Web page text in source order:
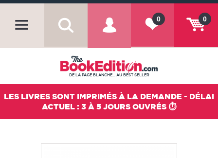
0
0
DE LA PAGE BLANCHE... AU BEST SELLER
LES LIVRES SONT IMPRIMÉS À LA DEMANDE - DÉLAI
ACTUEL : 3 À 5 JOURS OUVRÉS ⏱️